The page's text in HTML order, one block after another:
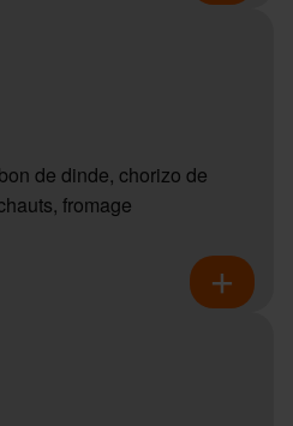
de dinde, chorizo de
fromage